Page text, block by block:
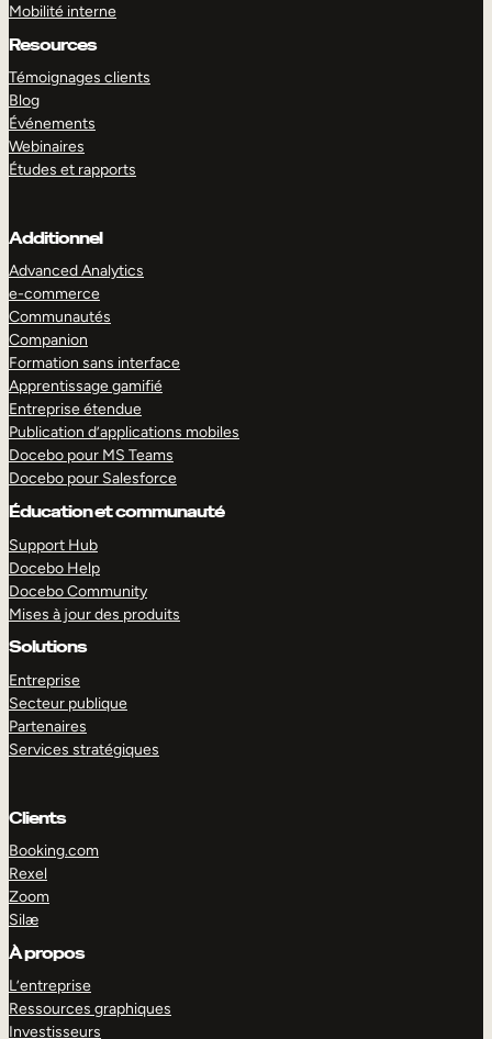
Mobilité interne
Resources
Témoignages clients
Blog
Événements
Webinaires
Études et rapports
Additionnel
Advanced Analytics
e-commerce
Communautés
Companion
Formation sans interface
Apprentissage gamifié
Entreprise étendue
Publication d’applications mobiles
Docebo pour MS Teams
Docebo pour Salesforce
Éducation et communauté
Support Hub
Docebo Help
Docebo Community
Mises à jour des produits
Solutions
Entreprise
Secteur publique
Partenaires
Services stratégiques
Clients
Booking.com
Rexel
Zoom
Silæ
À propos
L’entreprise
Ressources graphiques
Investisseurs